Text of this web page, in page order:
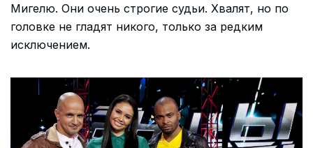
Мигелю. Они очень строгие судьи. Хвалят, но по
головке не гладят никого, только за редким
исключением.